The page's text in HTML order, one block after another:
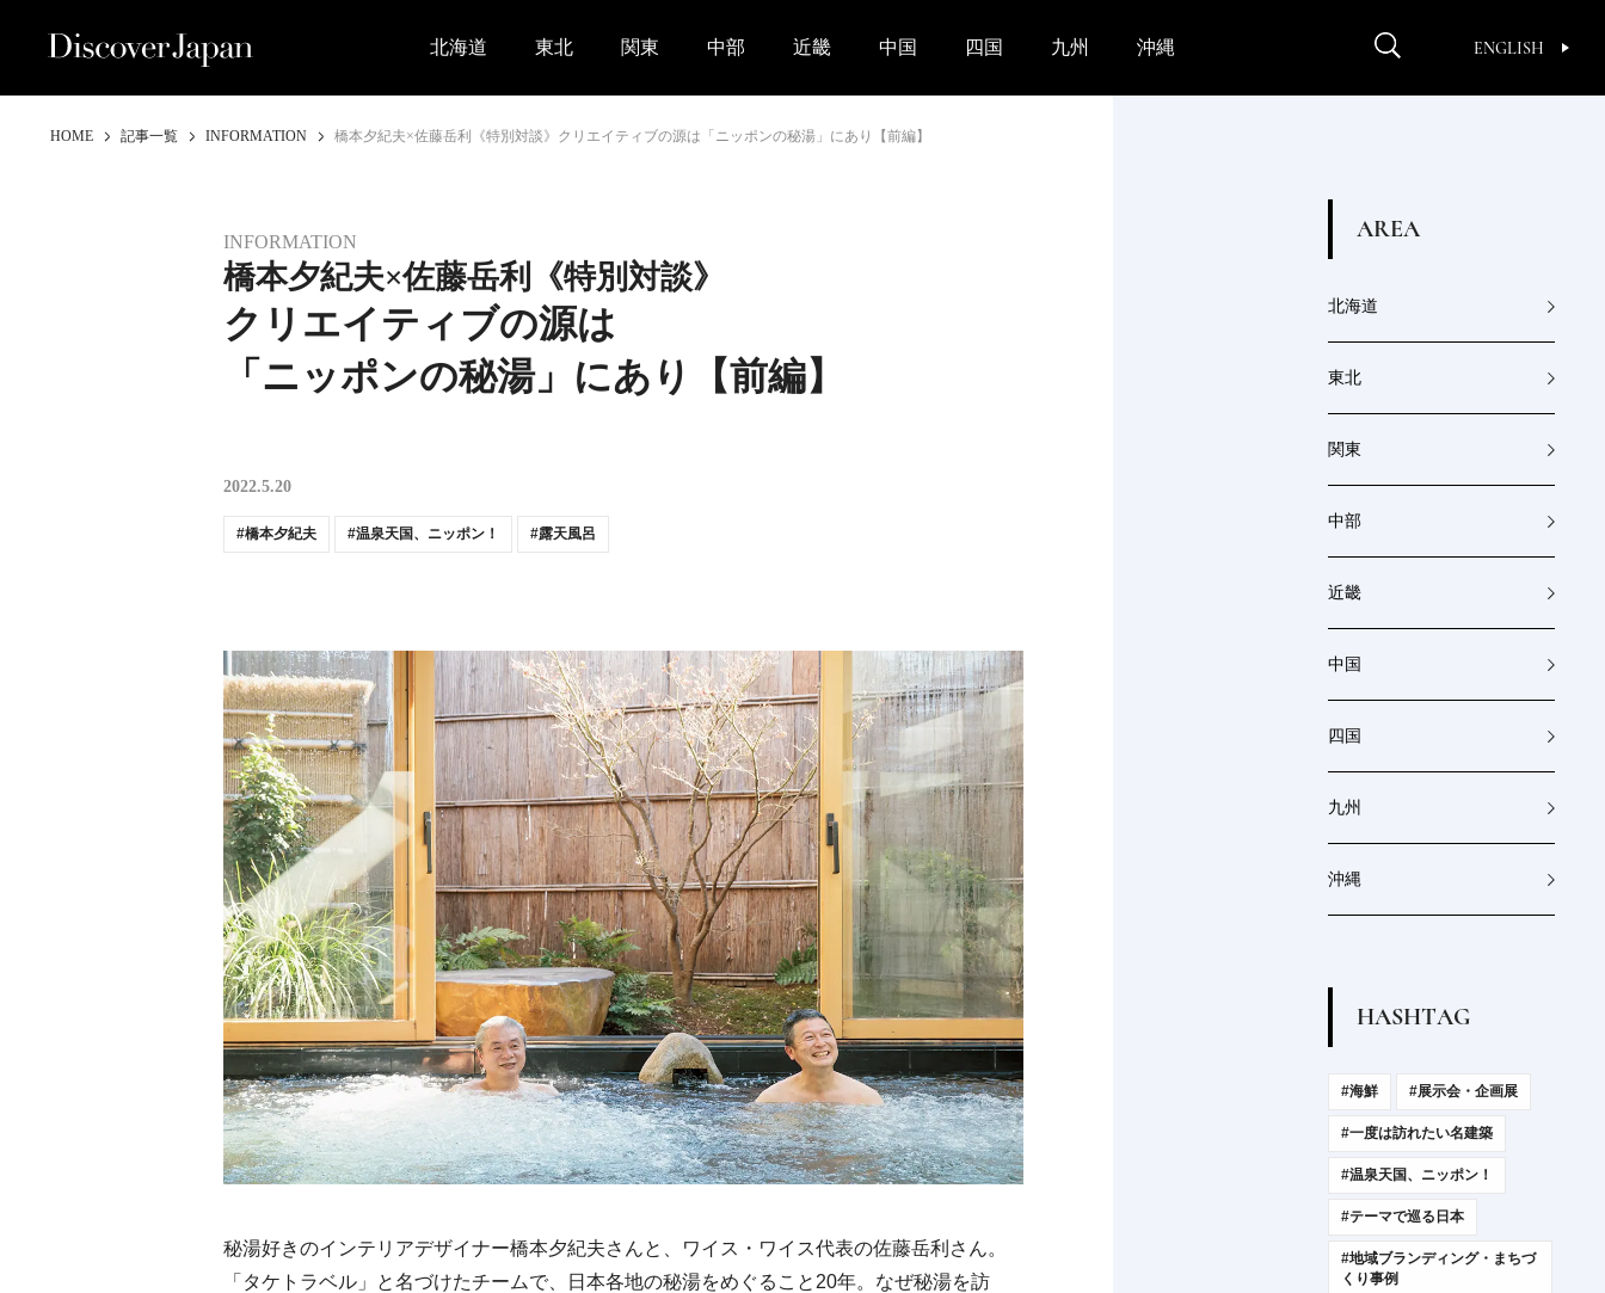
ENGLISH
北海道 東北 関東 中部 近畿 中国 四国 九州 沖縄
HOME 記事一覧 INFORMATION 橋本夕紀夫×佐藤岳利《特別対談》クリエイティブの源は「ニッポンの秘湯」にあり【前編】
INFORMATION
橋本夕紀夫×佐藤岳利《特別対談》
クリエイティブの源は
「ニッポンの秘湯」にあり【前編】
2022.5.20
橋本夕紀夫 温泉天国、ニッポン！ 露天風呂
秘湯好きのインテリアデザイナー橋本夕紀夫さんと、ワイス・ワイス代表の佐藤岳利さん。
「タケトラベル」と名づけたチームで、日本各地の秘湯をめぐること20年。なぜ秘湯を訪
AREA
北海道
東北
関東
中部
近畿
中国
四国
九州
沖縄
HASHTAG
#海鮮 #展示会・企画展
#一度は訪れたい名建築
#温泉天国、ニッポン！
#テーマで巡る日本
#地域ブランディング・まちづ
くり事例